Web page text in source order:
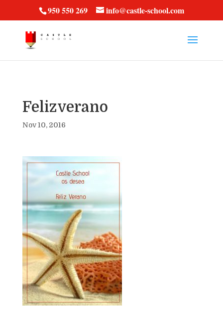
950 550 269 info@castle-school.com
Felizverano
Nov 10, 2016